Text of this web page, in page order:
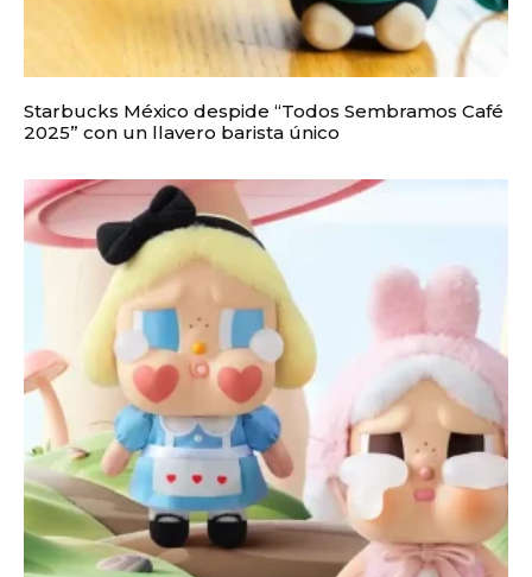
Starbucks México despide “Todos Sembramos Café
2025” con un llavero barista único